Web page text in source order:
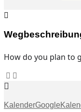
Junge
MBG
How do you plan to
Kalender